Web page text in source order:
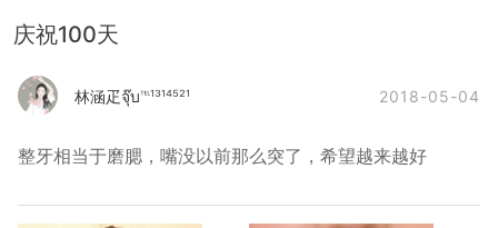
庆祝100天
林涵疋จุ๊บ℡¹³¹⁴⁵²¹ 2018-05-04
整牙相当于磨腮，嘴没以前那么突了，希望越来越好